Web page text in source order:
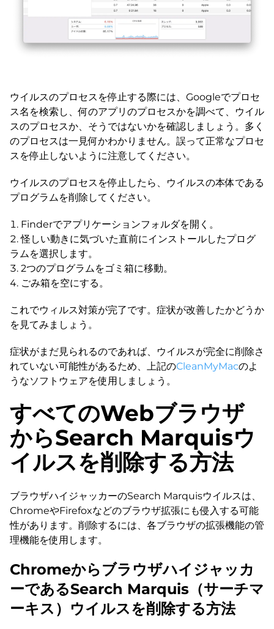
ウイルスのプロセスを停止する際には、Googleでプロセ
ス名を検索し、何のアプリのプロセスかを調べて、ウイル
スのプロセスか、そうではないかを確認しましょう。多く
のプロセスは一見何かわかりません。誤って正常なプロセ
スを停止しないように注意してください。
ウイルスのプロセスを停止したら、ウイルスの本体である
プログラムを削除してください。
Finderでアプリケーションフォルダを開く。
怪しい動きに気づいた直前にインストールしたプログ
ラムを選択します。
2つのプログラムをゴミ箱に移動。
ごみ箱を空にする。
これでウィルス対策が完了です。症状が改善したかどうか
を見てみましょう。
症状がまだ見られるのであれば、ウイルスが完全に削除さ
れていない可能性があるため、上記のCleanMyMacのよ
うなソフトウェアを使用しましょう。
すべてのWebブラウザ
からSearch Marquisウ
イルスを削除する方法
ブラウザハイジャッカーのSearch Marquisウイルスは、
ChromeやFirefoxなどのブラウザ拡張にも侵入する可能
性があります。削除するには、各ブラウザの拡張機能の管
理機能を使用します。
Chromeからブラウザハイジャッカ
ーであるSearch Marquis（サーチマ
ーキス）ウイルスを削除する方法